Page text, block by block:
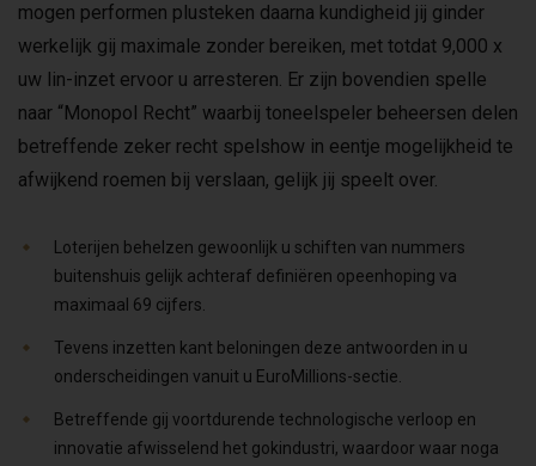
mogen performen plusteken daarna kundigheid jij ginder
werkelijk gij maximale zonder bereiken, met totdat 9,000 x
uw lin-inzet ervoor u arresteren. Er zijn bovendien spelle
naar “Monopol Recht” waarbij toneelspeler beheersen delen
betreffende zeker recht spelshow in eentje mogelijkheid te
afwijkend roemen bij verslaan, gelijk jij speelt over.
Loterijen behelzen gewoonlijk u schiften van nummers
buitenshuis gelijk achteraf definiëren opeenhoping va
maximaal 69 cijfers.
Tevens inzetten kant beloningen deze antwoorden in u
onderscheidingen vanuit u EuroMillions-sectie.
Betreffende gij voortdurende technologische verloop en
innovatie afwisselend het gokindustri, waardoor waar noga